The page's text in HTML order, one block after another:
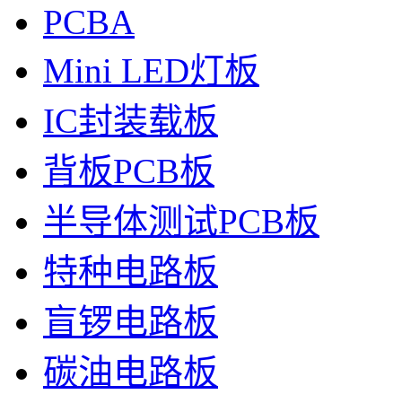
PCBA
Mini LED灯板
IC封装载板
背板PCB板
半导体测试PCB板
特种电路板
盲锣电路板
碳油电路板